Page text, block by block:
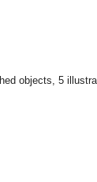
objects, 5